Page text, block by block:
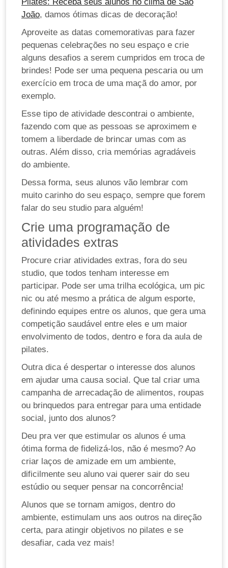
Pilates: Receba seus alunos no clima de São
João, damos ótimas dicas de decoração!
Aproveite as datas comemorativas para fazer
pequenas celebrações no seu espaço e crie
alguns desafios a serem cumpridos em troca de
brindes! Pode ser uma pequena pescaria ou um
exercício em troca de uma maçã do amor, por
exemplo.
Esse tipo de atividade descontrai o ambiente,
fazendo com que as pessoas se aproximem e
tomem a liberdade de brincar umas com as
outras. Além disso, cria memórias agradáveis
do ambiente.
Dessa forma, seus alunos vão lembrar com
muito carinho do seu espaço, sempre que forem
falar do seu studio para alguém!
Crie uma programação de
atividades extras
Procure criar atividades extras, fora do seu
studio, que todos tenham interesse em
participar. Pode ser uma trilha ecológica, um pic
nic ou até mesmo a prática de algum esporte,
definindo equipes entre os alunos, que gera uma
competição saudável entre eles e um maior
envolvimento de todos, dentro e fora da aula de
pilates.
Outra dica é despertar o interesse dos alunos
em ajudar uma causa social. Que tal criar uma
campanha de arrecadação de alimentos, roupas
ou brinquedos para entregar para uma entidade
social, junto dos alunos?
Deu pra ver que estimular os alunos é uma
ótima forma de fidelizá-los, não é mesmo? Ao
criar laços de amizade em um ambiente,
dificilmente seu aluno vai querer sair do seu
estúdio ou sequer pensar na concorrência!
Alunos que se tornam amigos, dentro do
ambiente, estimulam uns aos outros na direção
certa, para atingir objetivos no pilates e se
desafiar, cada vez mais!